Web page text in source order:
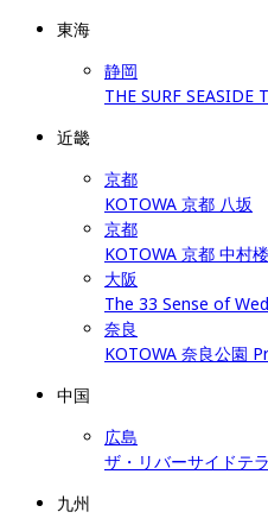
東海
静岡
THE SURF SEASIDE
近畿
京都
KOTOWA 京都 八坂
京都
KOTOWA 京都 中村楼
大阪
The 33 Sense of
奈良
KOTOWA 奈良公園
中国
広島
ザ・リバーサイドテ
九州